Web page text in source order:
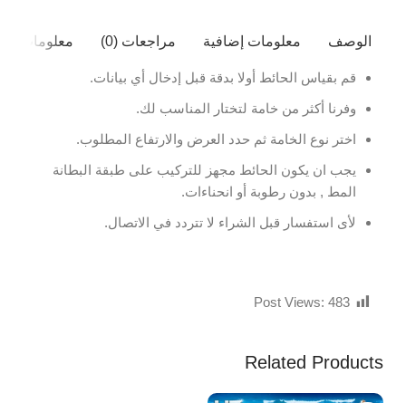
الوصف معلومات إضافية مراجعات (0) معلومات
قم بقياس الحائط أولا بدقة قبل إدخال أي بيانات.
وفرنا أكثر من خامة لتختار المناسب لك.
اختر نوع الخامة ثم حدد العرض والارتفاع المطلوب.
يجب ان يكون الحائط مجهز للتركيب على طبقة البطانة
المط , بدون رطوبة أو انحناءات.
لأى استفسار قبل الشراء لا تتردد في الاتصال.
Post Views: 483
Related Products